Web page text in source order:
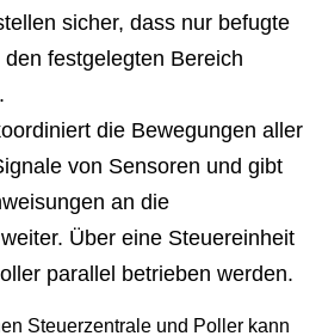
sicher, dass nur befugte
festgelegten Bereich
die Bewegungen aller
von Sensoren und gibt
an die
Über eine Steuereinheit
parallel betrieben werden.
Steuerzentrale und Poller kann